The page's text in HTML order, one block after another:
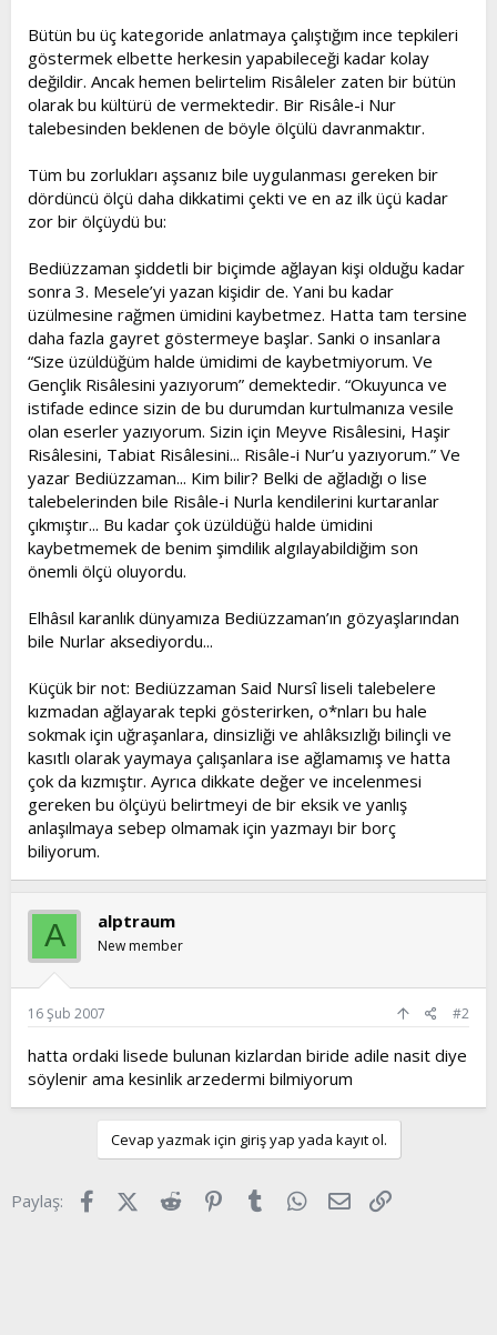
Bütün bu üç kategoride anlatmaya çalıştığım ince tepkileri
göstermek elbette herkesin yapabileceği kadar kolay
değildir. Ancak hemen belirtelim Risâleler zaten bir bütün
olarak bu kültürü de vermektedir. Bir Risâle-i Nur
talebesinden beklenen de böyle ölçülü davranmaktır.
Tüm bu zorlukları aşsanız bile uygulanması gereken bir
dördüncü ölçü daha dikkatimi çekti ve en az ilk üçü kadar
zor bir ölçüydü bu:
Bediüzzaman şiddetli bir biçimde ağlayan kişi olduğu kadar
sonra 3. Mesele’yi yazan kişidir de. Yani bu kadar
üzülmesine rağmen ümidini kaybetmez. Hatta tam tersine
daha fazla gayret göstermeye başlar. Sanki o insanlara
“Size üzüldüğüm halde ümidimi de kaybetmiyorum. Ve
Gençlik Risâlesini yazıyorum” demektedir. “Okuyunca ve
istifade edince sizin de bu durumdan kurtulmanıza vesile
olan eserler yazıyorum. Sizin için Meyve Risâlesini, Haşir
Risâlesini, Tabiat Risâlesini... Risâle-i Nur’u yazıyorum.” Ve
yazar Bediüzzaman... Kim bilir? Belki de ağladığı o lise
talebelerinden bile Risâle-i Nurla kendilerini kurtaranlar
çıkmıştır... Bu kadar çok üzüldüğü halde ümidini
kaybetmemek de benim şimdilik algılayabildiğim son
önemli ölçü oluyordu.
Elhâsıl karanlık dünyamıza Bediüzzaman’ın gözyaşlarından
bile Nurlar aksediyordu...
Küçük bir not: Bediüzzaman Said Nursî liseli talebelere
kızmadan ağlayarak tepki gösterirken, o*nları bu hale
sokmak için uğraşanlara, dinsizliği ve ahlâksızlığı bilinçli ve
kasıtlı olarak yaymaya çalışanlara ise ağlamamış ve hatta
çok da kızmıştır. Ayrıca dikkate değer ve incelenmesi
gereken bu ölçüyü belirtmeyi de bir eksik ve yanlış
anlaşılmaya sebep olmamak için yazmayı bir borç
biliyorum.
A alptraum
New member
16 Şub 2007 #2
hatta ordaki lisede bulunan kizlardan biride adile nasit diye
söylenir ama kesinlik arzedermi bilmiyorum
Cevap yazmak için giriş yap yada kayıt ol.
Paylaş: FacebookX (Twitter)
Reddit Pinterest
Tumblr WhatsApp
E-posta